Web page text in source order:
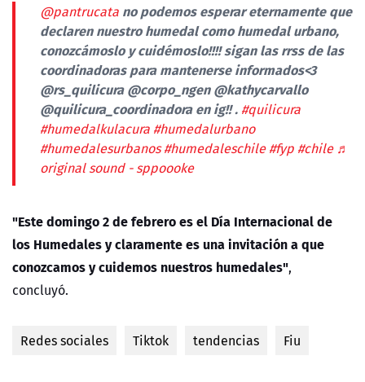
@pantrucata no podemos esperar eternamente que
declaren nuestro humedal como humedal urbano,
conozcámoslo y cuidémoslo!!!! sigan las rrss de las
coordinadoras para mantenerse informados<3
@rs_quilicura @corpo_ngen @kathycarvallo
@quilicura_coordinadora en ig!! . #quilicura
#humedalkulacura #humedalurbano
#humedalesurbanos #humedaleschile #fyp #chile ♬
original sound - sppoooke
"Este domingo 2 de febrero es el Día Internacional de
los Humedales y claramente es una invitación a que
conozcamos y cuidemos nuestros humedales",
concluyó.
Redes sociales Tiktok tendencias Fiu